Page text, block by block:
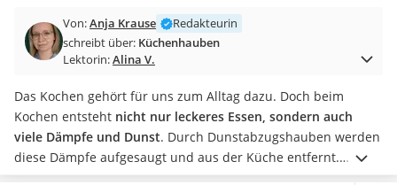
Eierkocher
AEG-Waschmaschine
Saug-Wisch-Roboter
Handstaubsauger
Milchaufschäumer
Kondenstrockner
Reiskocher
Heißwasserspender
Von:Anja Krause
Redakteurin
schreibt über: Küchenhauben
Lektorin:Alina V.
Das Kochen gehört für uns zum Alltag dazu. Doch beim
Kochen entsteht nicht nur leckeres Essen, sondern auch
viele Dämpfe und Dunst. Durch Dunstabzugshauben werden
diese Dämpfe aufgesaugt und aus der Küche entfernt.
Allerdings gibt esviele Hauben, an denen man sich leicht